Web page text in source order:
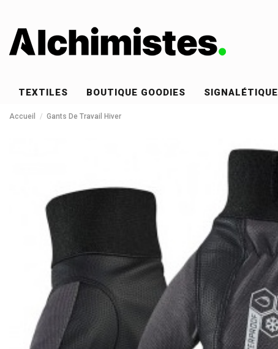
TEXTILES BOUTIQUE GOODIES SIGNALÉTIQUE
Accueil Gants De Travail Hiver